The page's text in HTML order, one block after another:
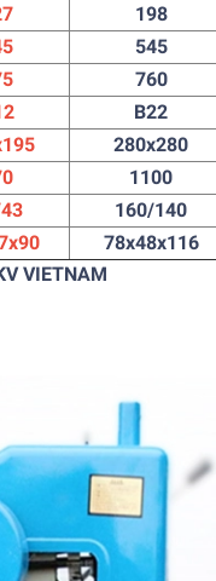
198
545
760
B22
280x280
1100
160/140
78x48x116
VIETNAM